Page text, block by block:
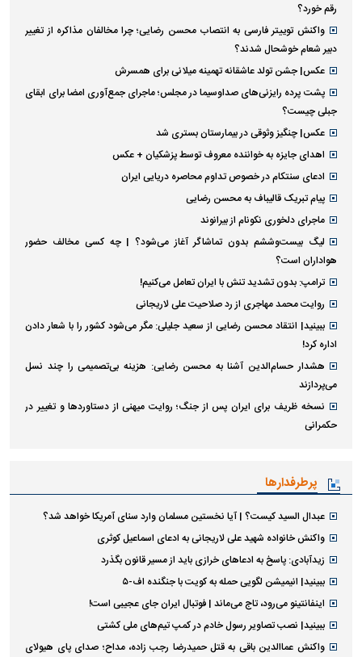
رقم خورد؟
واکنش توییتر فارسی به انتصاب محسن رضایی؛ چرا مخالفان مذاکره از تغییر
دبیر شعام خوشحال شدند؟
عکس| جشن تولد عاشقانه تهمینه میلانی برای همسرش
پشت پرده رایزنی‌های صداوسیما در مجلس؛ ماجرای جمع‌آوری امضا برای ابقای
جبلی چیست؟
عکس| چنگیز وثوقی در بیمارستان بستری شد
اهدای جایزه به خواننده معروف توسط پزشکیان + عکس
ادعای سنتکام در خصوص تداوم محاصره دریایی ایران
پیام تبریک قالیباف به محسن رضایی
ماجرای دلخوری نکونام از بیرانوند
لیگ بیست‌وششم بدون تماشاگر آغاز می‌شود؟ | چه کسی مخالف حضور
هواداران است؟
ترامپ: بدون تشدید تنش با ایران تعامل می‌کنیم!
روایت محمد مهاجری از رد صلاحیت علی لاریجانی
ببینید| انتقاد محسن رضایی از سعید جلیلی: مگر می‌شود کشور را با شعار دادن
اداره کرد!
هشدار حسام‌الدین آشنا به محسن رضایی: هزینه بی‌تصمیمی را چند نسل
می‌پردازند
نسخه ظریف برای ایران پس از جنگ؛ روایت میهنی از دستاورد‌ها و تغییر در
حکمرانی
پرطرفدارها
عبدال السید کیست؟ | آیا نخستین مسلمان وارد سنای آمریکا خواهد شد؟
واکنش خانواده شهید علی لاریجانی به ادعای اسماعیل کوثری
زیدآبادی: پاسخ به ادعا‌های خرازی باید از مسیر قانون بگذرد
ببینید| انیمیشن لگویی حمله به کویت با جنگنده اف-۵
اینفانتینو می‌رود، تاج می‌ماند | فوتبال ایران جای عجیبی است!
ببینید| نصب تصاویر رسول خادم در کمپ تیم‌های ملی کشتی
واکنش عماالدین باقی به قتل حمیدرضا رجب زاده، مداح؛ صدای پای هیولای